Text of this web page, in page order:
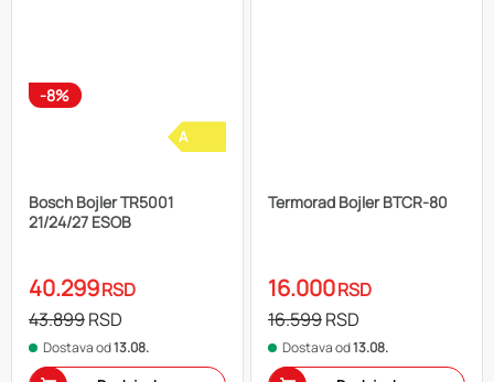
-8%
A
Bosch Bojler TR5001
21/24/27 ESOB
40.299RSD
43.899RSD
Dostava od13.08.
Termorad Bojler BTCR-80
16.000RSD
16.599RSD
Dostava od13.08.